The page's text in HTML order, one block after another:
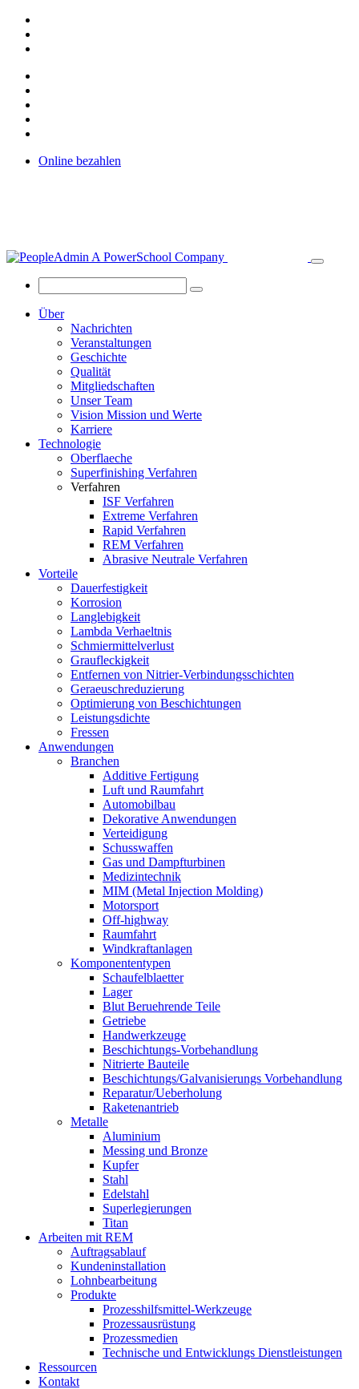
Online bezahlen
Über
Nachrichten
Veranstaltungen
Geschichte
Qualität
Mitgliedschaften
Unser Team
Vision Mission und Werte
Karriere
Technologie
Oberflaeche
Superfinishing Verfahren
Verfahren
ISF Verfahren
Extreme Verfahren
Rapid Verfahren
REM Verfahren
Abrasive Neutrale Verfahren
Vorteile
Dauerfestigkeit
Korrosion
Langlebigkeit
Lambda Verhaeltnis
Schmiermittelverlust
Graufleckigkeit
Entfernen von Nitrier-Verbindungsschichten
Geraeuschreduzierung
Optimierung von Beschichtungen
Leistungsdichte
Fressen
Anwendungen
Branchen
Additive Fertigung
Luft und Raumfahrt
Automobilbau
Dekorative Anwendungen
Verteidigung
Schusswaffen
Gas und Dampfturbinen
Medizintechnik
MIM (Metal Injection Molding)
Motorsport
Off-highway
Raumfahrt
Windkraftanlagen
Komponententypen
Schaufelblaetter
Lager
Blut Beruehrende Teile
Getriebe
Handwerkzeuge
Beschichtungs-Vorbehandlung
Nitrierte Bauteile
Beschichtungs/Galvanisierungs Vorbehandlung
Reparatur/Ueberholung
Raketenantrieb
Metalle
Aluminium
Messing und Bronze
Kupfer
Stahl
Edelstahl
Superlegierungen
Titan
Arbeiten mit REM
Auftragsablauf
Kundeninstallation
Lohnbearbeitung
Produkte
Prozesshilfsmittel-Werkzeuge
Prozessausrüstung
Prozessmedien
Technische und Entwicklungs Dienstleistungen
Ressourcen
Kontakt